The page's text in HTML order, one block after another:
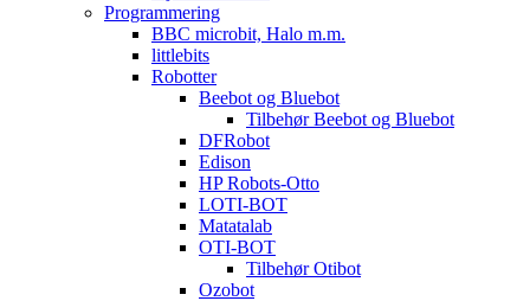
Programmering
BBC microbit, Halo m.m.
littlebits
Robotter
Beebot og Bluebot
Tilbehør Beebot og Bluebot
DFRobot
Edison
HP Robots-Otto
LOTI-BOT
Matatalab
OTI-BOT
Tilbehør Otibot
Ozobot